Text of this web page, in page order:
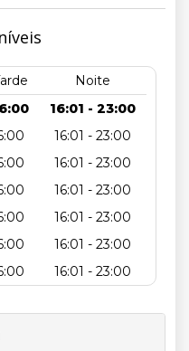
Noite
16:01 - 23:00
16:01 - 23:00
16:01 - 23:00
16:01 - 23:00
16:01 - 23:00
16:01 - 23:00
16:01 - 23:00